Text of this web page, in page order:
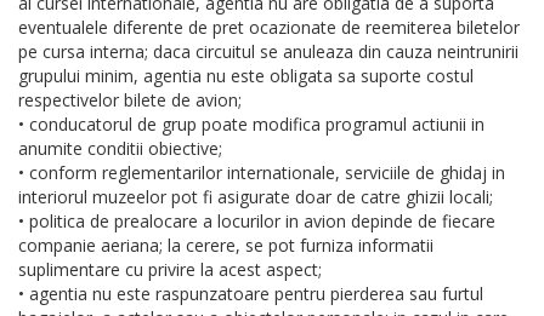
eventualele diferente de pret ocazionate de reemiterea biletelor
pe cursa interna; daca circuitul se anuleaza din cauza neintrunirii
grupului minim, agentia nu este obligata sa suporte costul
respectivelor bilete de avion;
• conducatorul de grup poate modifica programul actiunii in
anumite conditii obiective;
• conform reglementarilor internationale, serviciile de ghidaj in
interiorul muzeelor pot fi asigurate doar de catre ghizii locali;
• politica de prealocare a locurilor in avion depinde de fiecare
companie aeriana; la cerere, se pot furniza informatii
suplimentare cu privire la acest aspect;
• agentia nu este raspunzatoare pentru pierderea sau furtul